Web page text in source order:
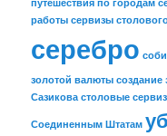
работы сервизы
серебро
золотой валюты создание
Сазикова столовые
Соединенным Штатам